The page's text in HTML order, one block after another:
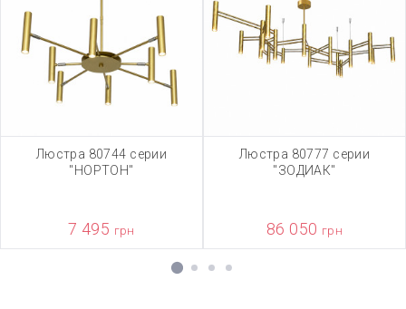
Люстра 80744 серии
"НОРТОН"
7 495 грн
Люстра 80777 серии
"ЗОДИАК"
86 050 грн
1 2 3 4